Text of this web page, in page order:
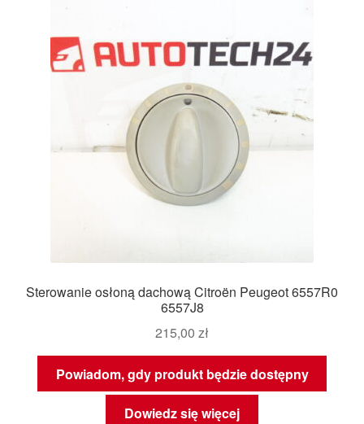
Sterowanie osłoną dachową Citroën Peugeot 6557R0
6557J8
215,00 zł
Powiadom, gdy produkt będzie dostępny
Dowiedz się więcej